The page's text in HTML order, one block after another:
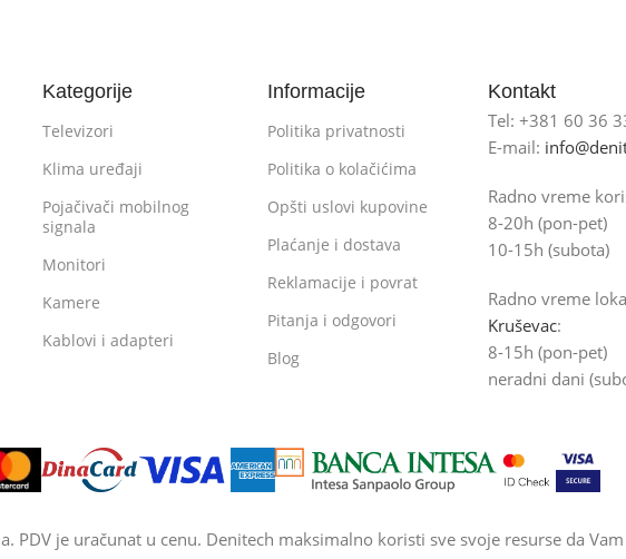
Kategorije
Televizori
Klima uređaji
Pojačivači mobilnog
signala
Monitori
Kamere
Kablovi i adapteri
Informacije
Politika privatnosti
Politika o kolačićima
Opšti uslovi kupovine
Plaćanje i dostava
Reklamacije i povrat
Pitanja i odgovori
Blog
Kontakt
Tel: +381 60 36
E-mail:
Radno vreme
8-20h (pon-pet)
10-15h (subota)
Radno vreme
Kruševac:
8-15h (pon-pet)
neradni dani
PDV je uračunat u cenu. Denitech maksimalno koristi sve svoje resurse da